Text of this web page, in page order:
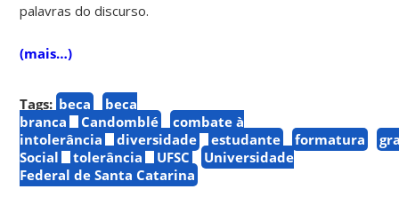
palavras do discurso.
(mais…)
Tags: beca
beca
branca
Candomblé
combate à
intolerância
diversidade estudante formatura
Social
tolerância UFSC
Universidade
Federal de Santa Catarina